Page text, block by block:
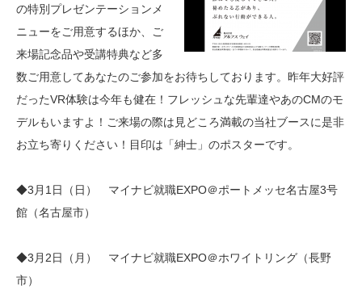
の特別プレゼンテーションメ
ニューをご用意するほか、ご
来場記念品や受講特典など多
数ご用意してあなたのご参加をお待ちしております。昨年大好評
だったVR体験は今年も健在！フレッシュな先輩達やあのCMのモ
デルもいますよ！ご来場の際は見どころ満載の当社ブースに是非
お立ち寄りください！目印は「紳士」のポスターです。
◆3月1日（日） マイナビ就職EXPO＠ポートメッセ名古屋3号
館（名古屋市）
◆3月2日（月） マイナビ就職EXPO＠ホワイトリング（長野
市）